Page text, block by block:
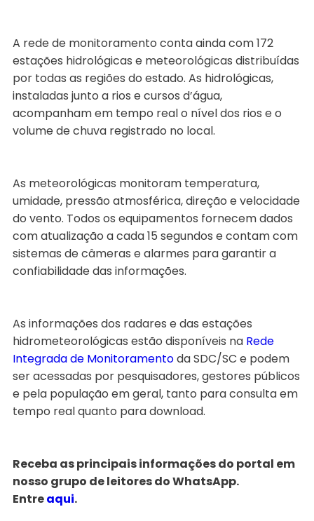
A rede de monitoramento conta ainda com 172
estações hidrológicas e meteorológicas distribuídas
por todas as regiões do estado. As hidrológicas,
instaladas junto a rios e cursos d’água,
acompanham em tempo real o nível dos rios e o
volume de chuva registrado no local.
As meteorológicas monitoram temperatura,
umidade, pressão atmosférica, direção e velocidade
do vento. Todos os equipamentos fornecem dados
com atualização a cada 15 segundos e contam com
sistemas de câmeras e alarmes para garantir a
confiabilidade das informações.
As informações dos radares e das estações
hidrometeorológicas estão disponíveis na Rede
Integrada de Monitoramentoda SDC/SC e podem
ser acessadas por pesquisadores, gestores públicos
e pela população em geral, tanto para consulta em
tempo real quanto para download.
Receba as principais informações do portal em
nosso grupo de leitores do WhatsApp.
Entreaqui.